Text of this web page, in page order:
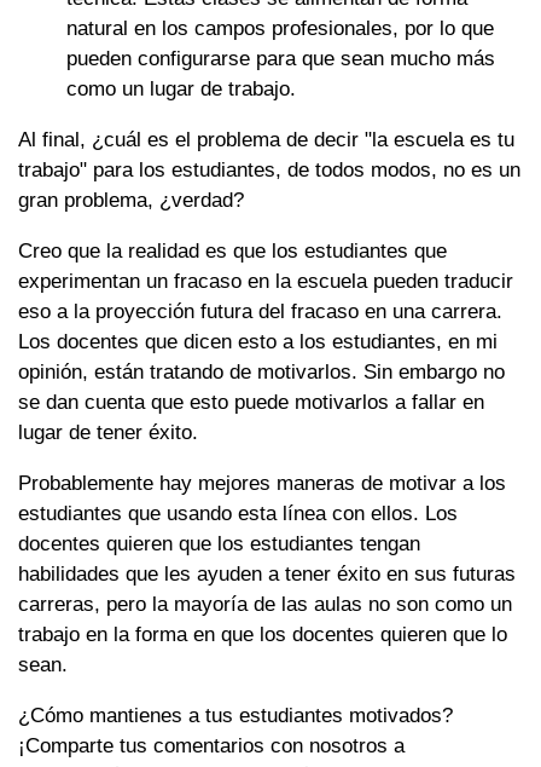
natural en los campos profesionales, por lo que
pueden configurarse para que sean mucho más
como un lugar de trabajo.
Al final, ¿cuál es el problema de decir "la escuela es tu
trabajo" para los estudiantes, de todos modos, no es un
gran problema, ¿verdad?
Creo que la realidad es que los estudiantes que
experimentan un fracaso en la escuela pueden traducir
eso a la proyección futura del fracaso en una carrera.
Los docentes que dicen esto a los estudiantes, en mi
opinión, están tratando de motivarlos. Sin embargo no
se dan cuenta que esto puede motivarlos a fallar en
lugar de tener éxito.
Probablemente hay mejores maneras de motivar a los
estudiantes que usando esta línea con ellos. Los
docentes quieren que los estudiantes tengan
habilidades que les ayuden a tener éxito en sus futuras
carreras, pero la mayoría de las aulas no son como un
trabajo en la forma en que los docentes quieren que lo
sean.
¿Cómo mantienes a tus estudiantes motivados?
¡Comparte tus comentarios con nosotros a